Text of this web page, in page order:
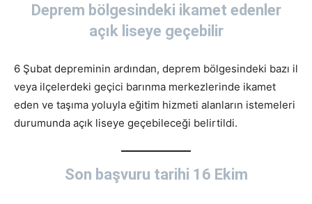
Deprem bölgesindeki ikamet edenler
açık liseye geçebilir
6 Şubat depreminin ardından, deprem bölgesindeki bazı il
veya ilçelerdeki geçici barınma merkezlerinde ikamet
eden ve taşıma yoluyla eğitim hizmeti alanların istemeleri
durumunda açık liseye geçebileceği belirtildi.
Son başvuru tarihi 16 Ekim